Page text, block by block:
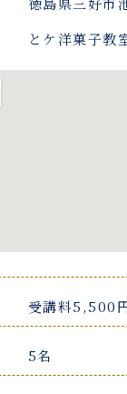
とケ洋菓子教
受講料5,500
5名